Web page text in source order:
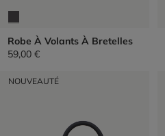
Robe À Volants À Bretelles
59,00 €
NOUVEAUTÉ